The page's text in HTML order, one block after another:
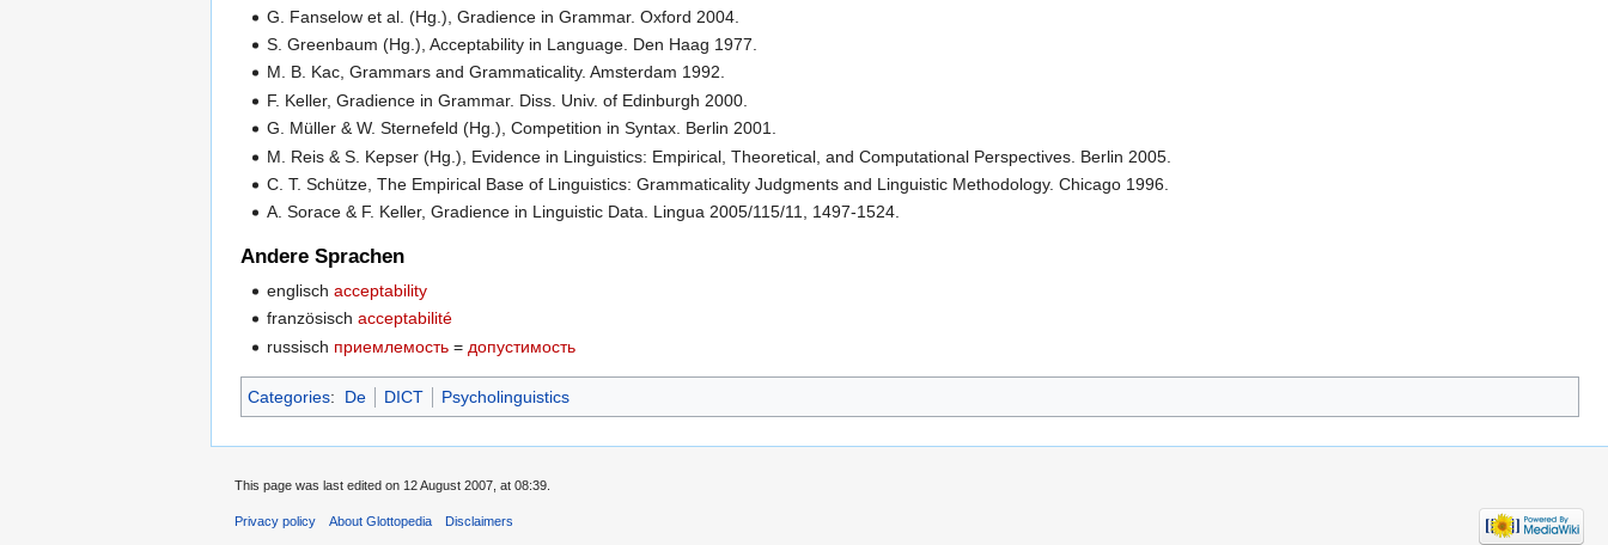
G. Fanselow et al. (Hg.), Gradience in Grammar. Oxford 2004.
S. Greenbaum (Hg.), Acceptability in Language. Den Haag 1977.
M. B. Kac, Grammars and Grammaticality. Amsterdam 1992.
F. Keller, Gradience in Grammar. Diss. Univ. of Edinburgh 2000.
G. Müller & W. Sternefeld (Hg.), Competition in Syntax. Berlin 2001.
M. Reis & S. Kepser (Hg.), Evidence in Linguistics: Empirical, Theoretical, and Computational Perspectives. Berlin 2005.
C. T. Schütze, The Empirical Base of Linguistics: Grammaticality Judgments and Linguistic Methodology. Chicago 1996.
A. Sorace & F. Keller, Gradience in Linguistic Data. Lingua 2005/115/11, 1497-1524.
Andere Sprachen
englischacceptability
französischacceptabilité
russisch приемлемость = допустимость
Categories: De DICT Psycholinguistics
This page was last edited on 12 August 2007, at 08:39.
Privacy policy About Glottopedia Disclaimers